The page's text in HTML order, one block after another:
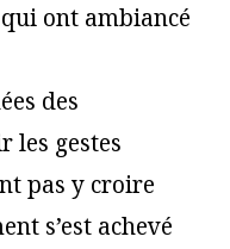
ont ambiancé
des
les gestes
pas y croire
s’est achevé